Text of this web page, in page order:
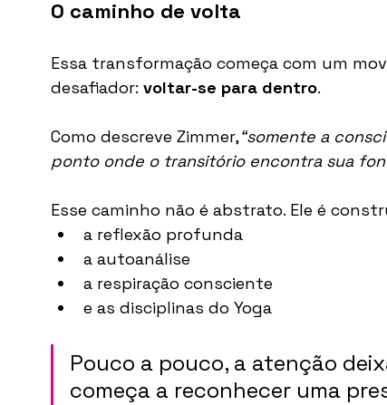
O caminho de volta
Essa transformação começa com um
desafiador: voltar-se para dentro.
Como descreve Zimmer,“somente a
ponto onde o transitório encontra sua
Esse caminho não é abstrato. Ele é
a reflexão profunda
a autoanálise
a respiração consciente
e as disciplinas do Yoga
Pouco a pouco, a atenção
começa a reconhecer uma